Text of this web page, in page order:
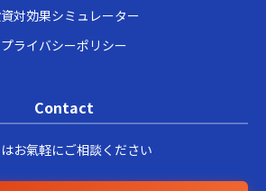
対効果シミュレーター
プライバシーポリシー
Contact
お氣軽にご相談ください